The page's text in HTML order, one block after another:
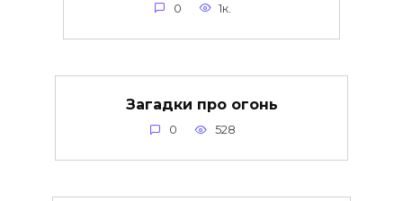
0 1к.
Загадки про огонь
0 528